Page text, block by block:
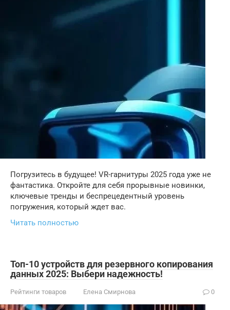
Погрузитесь в будущее! VR-гарнитуры 2025 года уже не
фантастика. Откройте для себя прорывные новинки,
ключевые тренды и беспрецедентный уровень
погружения, который ждет вас.
Читать полностью
Топ-10 устройств для резервного копирования
данных 2025: Выбери надежность!
Рейтинги товаров Елена Смирнова 0